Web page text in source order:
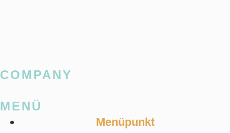
COMPANY
MENÜ
Menüpunkt